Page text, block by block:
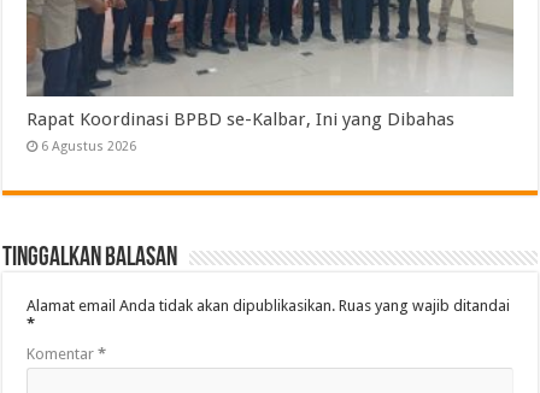
Rapat Koordinasi BPBD se-Kalbar, Ini yang Dibahas
6 Agustus 2026
Tinggalkan Balasan
Alamat email Anda tidak akan dipublikasikan. Ruas yang wajib ditandai
*
Komentar*